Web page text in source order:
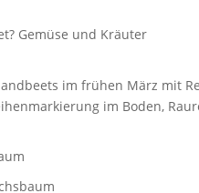
Gemüse und Kräuter